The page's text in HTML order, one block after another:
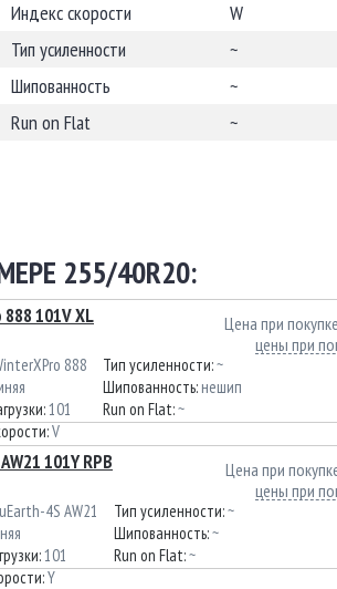
Индекс скорости
W
Тип усиленности
~
Шипованность
~
Run on Flat
~
255/40R20:
101V XL
Цена при
цены при
888
101
V
Тип усиленности:~
Шипованность: нешип
Run on Flat:~
101Y RPB
Цена при
цены при
4S AW21
101
Y
Тип усиленности:~
Шипованность:~
Run on Flat:~